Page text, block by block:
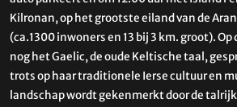
Kilronan, op het grootste eiland van de
(ca.1300 inwoners en 13 bij 3 km. groot).
nog het Gaelic, de oude Keltische taal,
trots op haar traditionele Ierse cultuur en
landschap wordt gekenmerkt door de